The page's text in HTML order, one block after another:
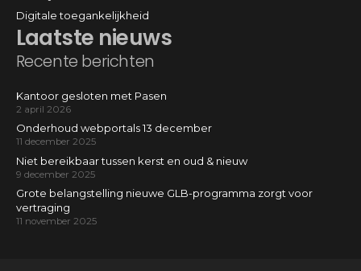
Laatste nieuws
Recente berichten
Kantoor gesloten met Pasen
2 april 2026
Onderhoud webportals 13 december
11 december 2025
Niet bereikbaar tussen kerst en oud & nieuw
9 december 2025
Grote belangstelling nieuwe GLB-programma zorgt voor
vertraging
11 november 2025
Digitale toegankelijkheid